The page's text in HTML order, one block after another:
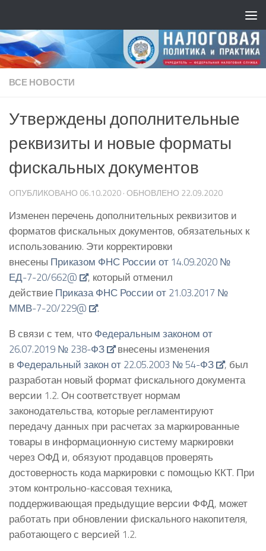
ВСЕ НОВОСТИ
Утверждены дополнительные
реквизиты и новые форматы
фискальных документов
ОПУБЛИКОВАНО 06.10.2020· ОБНОВЛЕНО 22.09.2020
Изменен перечень дополнительных реквизитов и
форматов фискальных документов, обязательных к
использованию. Эти корректировки
внесены Приказом ФНС России от 14.09.2020 №
ЕД-7-20/662@
, который отменил
действие Приказа ФНС России от 21.03.2017 №
ММВ-7-20/229@
.
В связи с тем, что Федеральным законом от
26.07.2019 № 238-ФЗ
внесены изменения
в Федеральный закон от 22.05.2003 № 54-ФЗ
, был
разработан новый формат фискального документа
версии 1.2. Он соответствует нормам
законодательства, которые регламентируют
передачу данных при расчетах за маркированные
товары в информационную систему маркировки
через ОФД и, обязуют продавцов проверять
достоверность кода маркировки с помощью ККТ. При
этом контрольно-кассовая техника,
поддерживающая предыдущие версии ФФД, может
работать при обновлении фискального накопителя,
работающего с версией 1.2.